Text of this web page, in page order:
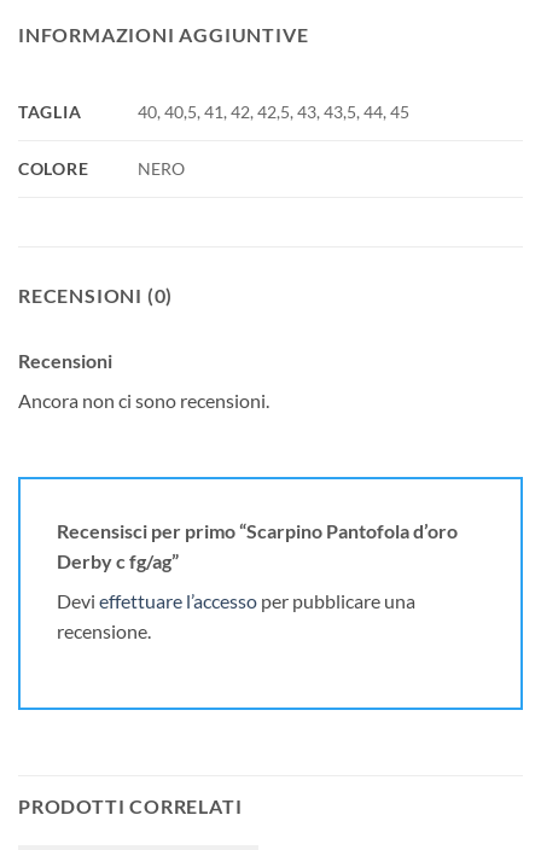
INFORMAZIONI AGGIUNTIVE
TAGLIA 40, 40,5, 41, 42, 42,5, 43, 43,5, 44, 45
COLORE NERO
RECENSIONI (0)
Recensioni
Ancora non ci sono recensioni.
Recensisci per primo “Scarpino Pantofola d’oro
Derby c fg/ag”
Devi effettuare l’accesso per pubblicare una
recensione.
PRODOTTI CORRELATI